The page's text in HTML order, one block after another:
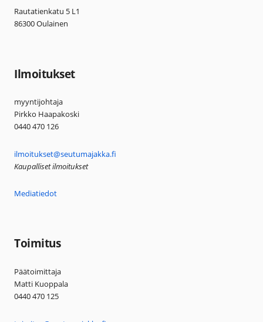
Rautatienkatu 5 L1
86300 Oulainen
Ilmoitukset
myyntijohtaja
Pirkko Haapakoski
0440 470 126
ilmoitukset@seutumajakka.fi
Kaupalliset ilmoitukset
Mediatiedot
Toimitus
Päätoimittaja
Matti Kuoppala
0440 470 125